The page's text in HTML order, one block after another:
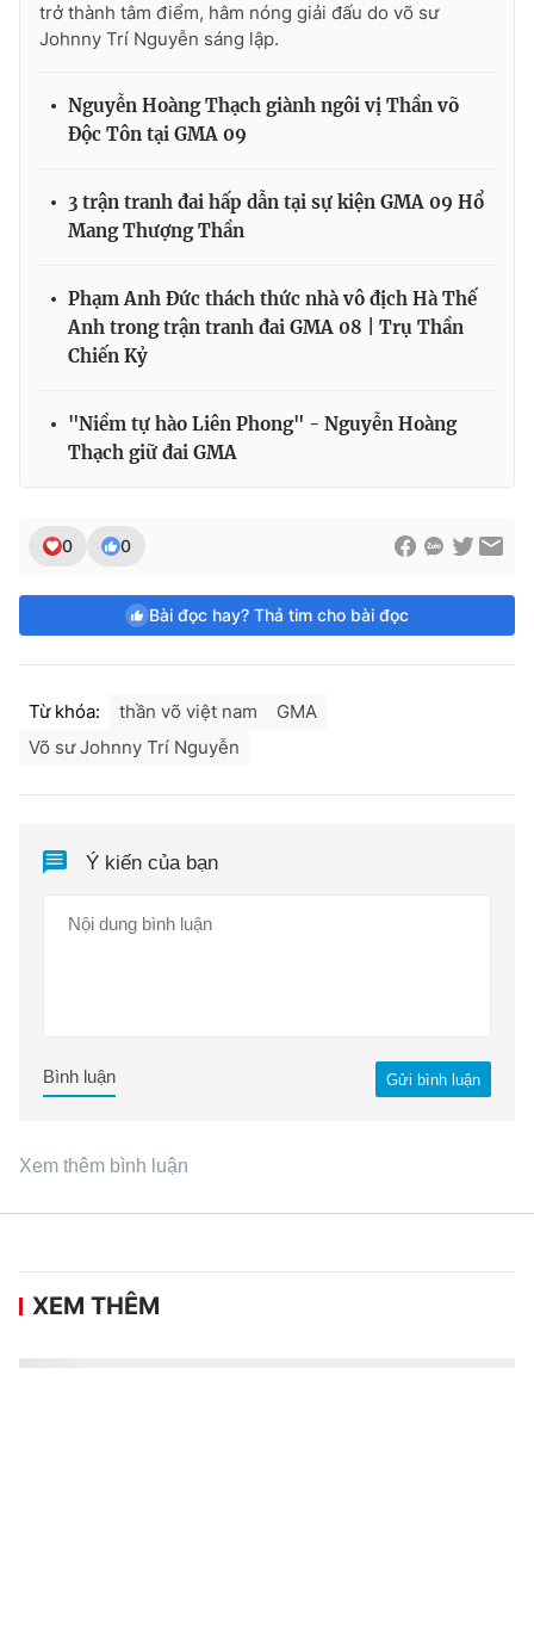
trở thành tâm điểm, hâm nóng giải đấu do võ sư
Johnny Trí Nguyễn sáng lập.
Nguyễn Hoàng Thạch giành ngôi vị Thần võ
Độc Tôn tại GMA 09
3 trận tranh đai hấp dẫn tại sự kiện GMA 09 Hổ
Mang Thượng Thần
Phạm Anh Đức thách thức nhà vô địch Hà Thế
Anh trong trận tranh đai GMA 08 | Trụ Thần
Chiến Kỷ
"Niềm tự hào Liên Phong" - Nguyễn Hoàng
Thạch giữ đai GMA
0 0
Bài đọc hay? Thả tim cho bài đọc
Từ khóa: thần võ việt nam
GMA
Võ sư Johnny Trí Nguyễn
Ý kiến của bạn
Gửi bình luận
Bình luận
Xem thêm bình luận
XEM THÊM